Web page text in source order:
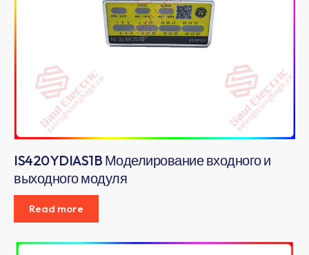
IS420YDIAS1B Моделирование входного и
выходного модуля
Read more